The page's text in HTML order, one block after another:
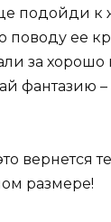
подойди
ее
за
фантазию
вернется
размере!